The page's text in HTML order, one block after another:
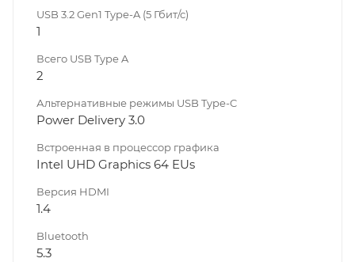
USB 3.2 Gen1 Type-A (5 Гбит/с)
1
Всего USB Type A
2
Альтернативные режимы USB Type-C
Power Delivery 3.0
Встроенная в процессор графика
Intel UHD Graphics 64 EUs
Версия HDMI
1.4
Bluetooth
5.3